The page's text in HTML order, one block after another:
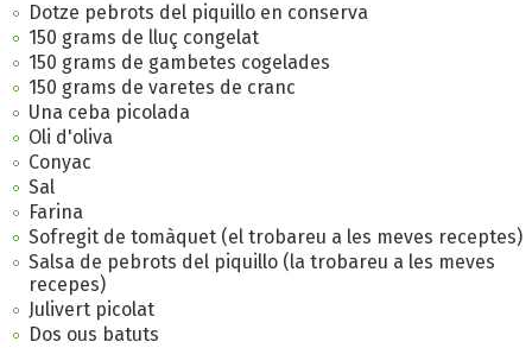
Dotze pebrots del piquillo en conserva
150 grams de lluç congelat
150 grams de gambetes cogelades
150 grams de varetes de cranc
Una ceba picolada
Oli d'oliva
Conyac
Sal
Farina
Sofregit de tomàquet (el trobareu a les meves receptes)
Salsa de pebrots del piquillo (la trobareu a les meves
recepes)
Julivert picolat
Dos ous batuts